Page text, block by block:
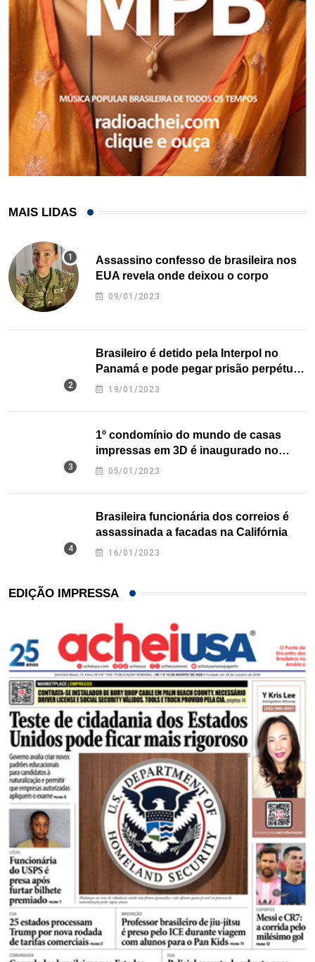
MAIS LIDAS
Assassino confesso de brasileira nos
EUA revela onde deixou o corpo
09/01/2023
Brasileiro é detido pela Interpol no
Panamá e pode pegar prisão perpétua
nos EUA
19/01/2023
1º condomínio do mundo de casas
impressas em 3D é inaugurado no
Texas
05/01/2023
Brasileira funcionária dos correios é
assassinada a facadas na Califórnia
16/01/2023
EDIÇÃO IMPRESSA